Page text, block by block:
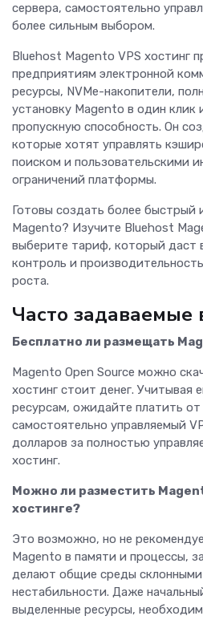
сервера, самостоятельно
более сильным выбором.
Bluehost Magento VPS хостинг
предприятиям электронной
ресурсы, NVMe-накопители,
установку Magento в один клик
пропускную способность. Он
которые хотят управлять
поиском и пользовательскими
ограничений платформы.
Готовы создать более быстрый
Magento? Изучите Bluehost
выберите тариф, который даст
контроль и
роста.
Часто задаваемые
Бесплатно ли размещать
Magento Open Source можно
хостинг стоит денег. Учитывая
ресурсам, ожидайте платить от
самостоятельно управляемый
долларов за полностью
хостинг.
Можно ли разместить
хостинге?
Это возможно, но не
Magento в памяти и процессы,
делают общие среды
нестабильности. Даже
выделенные ресурсы,